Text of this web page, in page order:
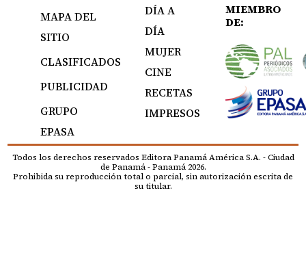
MAPA DEL
SITIO
CLASIFICADOS
PUBLICIDAD
GRUPO
EPASA
DÍA A
DÍA
MUJER
CINE
RECETAS
IMPRESOS
MIEMBRO
DE:
Todos los derechos reservados Editora Panamá América S.A. - Ciudad
de Panamá - Panamá 2026.
Prohibida su reproducción total o parcial, sin autorización escrita de
su titular.